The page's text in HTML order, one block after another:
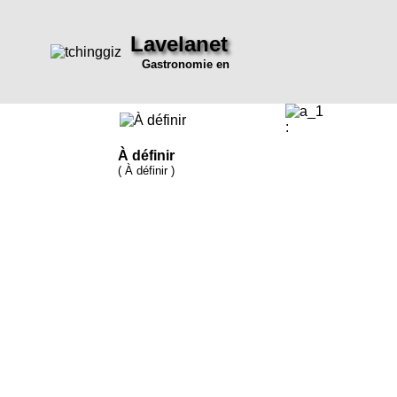
Lavelanet
Gastronomie en
À définir
( À définir )
: